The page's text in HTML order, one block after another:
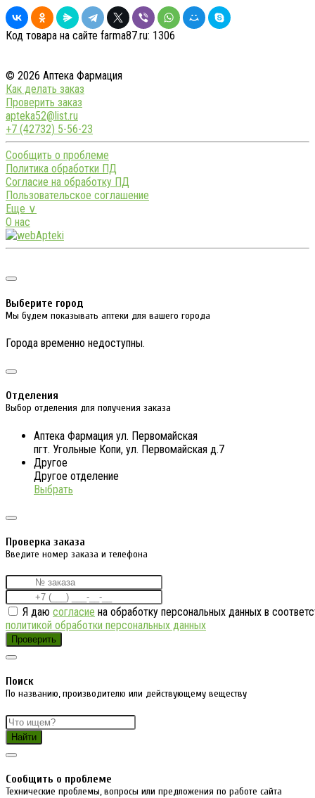
Код товара на сайте farma87.ru: 1306
© 2026 Аптека Фармация
Как делать заказ
Проверить заказ
apteka52@list.ru
+7 (42732) 5-56-23
Сообщить о проблеме
Политика обработки ПД
Согласие на обработку ПД
Пользовательское соглашение
Еще ∨
О нас
Выберите город
Мы будем показывать аптеки для вашего города
Города временно недоступны.
Отделения
Выбор отделения для получения заказа
Аптека Фармация ул. Первомайская
пгт. Угольные Копи, ул. Первомайская д.7
Другое
Другое отделение
Выбрать
Проверка заказа
Введите номер заказа и телефона
Я даю согласие на обработку персональных данных в
политикой обработки персональных данных
Проверить
Поиск
По названию, производителю или действующему веществу
Найти
Cообщить о проблеме
Технические проблемы, вопросы или предложения по работе сайта